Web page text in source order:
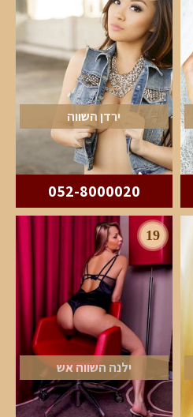
ירדן השווה
052-8000020
19
ילנה השווה אש